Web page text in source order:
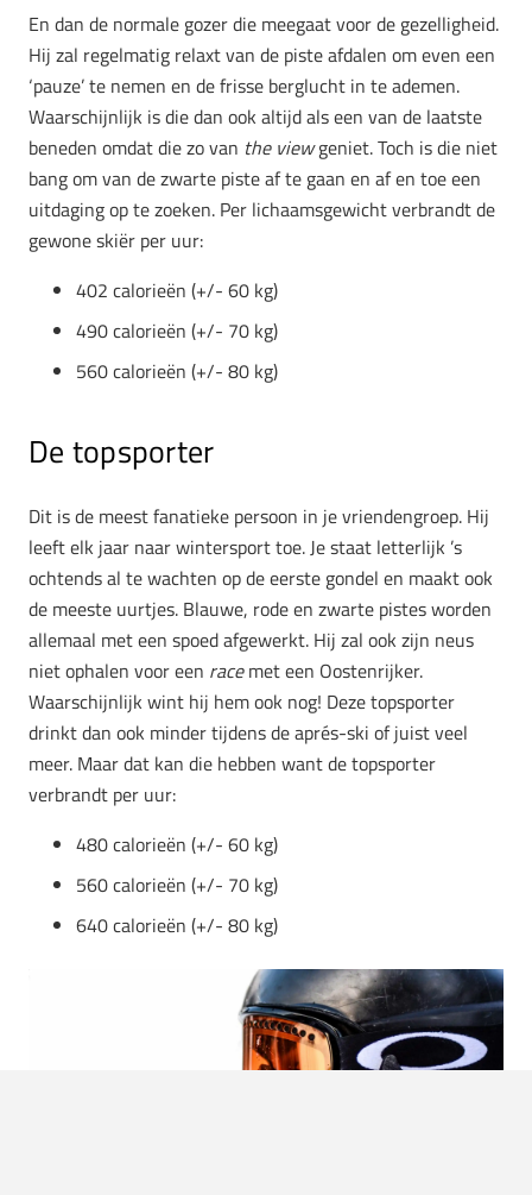
En dan de normale gozer die meegaat voor de gezelligheid.
Hij zal regelmatig relaxt van de piste afdalen om even een
‘pauze’ te nemen en de frisse berglucht in te ademen.
Waarschijnlijk is die dan ook altijd als een van de laatste
beneden omdat die zo van the viewgeniet. Toch is die niet
bang om van de zwarte piste af te gaan en af en toe een
uitdaging op te zoeken. Per lichaamsgewicht verbrandt de
gewone skiër per uur:
402 calorieën (+/- 60 kg)
490 calorieën (+/- 70 kg)
560 calorieën (+/- 80 kg)
De topsporter
Dit is de meest fanatieke persoon in je vriendengroep. Hij
leeft elk jaar naar wintersport toe. Je staat letterlijk ’s
ochtends al te wachten op de eerste gondel en maakt ook
de meeste uurtjes. Blauwe, rode en zwarte pistes worden
allemaal met een spoed afgewerkt. Hij zal ook zijn neus
niet ophalen voor een racemet een Oostenrijker.
Waarschijnlijk wint hij hem ook nog! Deze topsporter
drinkt dan ook minder tijdens de aprés-ski of juist veel
meer. Maar dat kan die hebben want de topsporter
verbrandt per uur:
480 calorieën (+/- 60 kg)
560 calorieën (+/- 70 kg)
640 calorieën (+/- 80 kg)